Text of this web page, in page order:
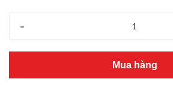
-
Mua hàng